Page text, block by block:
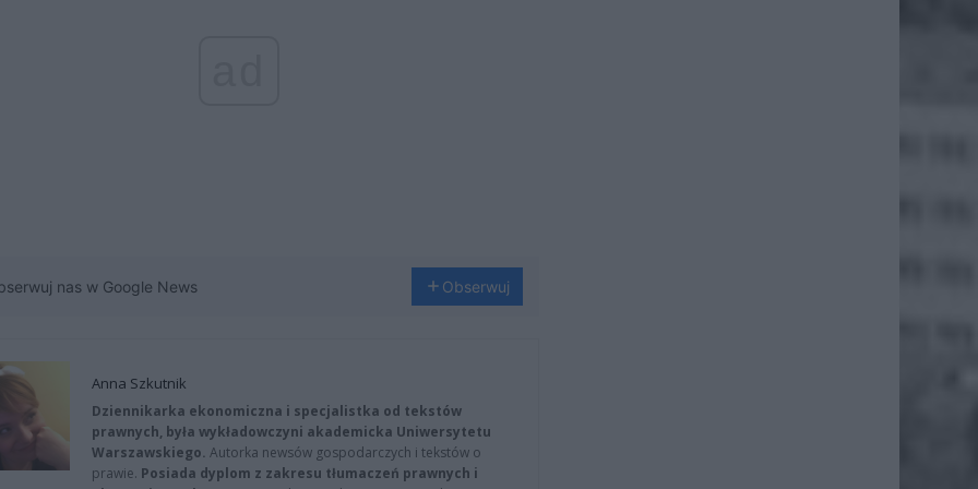
nas w Google News Obserwuj
Anna Szkutnik
Dziennikarka ekonomiczna i specjalistka od tekstów
prawnych, była wykładowczyni akademicka Uniwersytetu
Warszawskiego. Autorka newsów gospodarczych i tekstów o
prawie. Posiada dyplom z zakresu tłumaczeń prawnych i